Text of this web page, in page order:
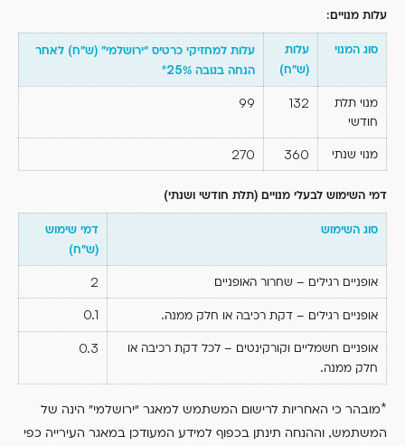
עלות מנויים:
סוג המנוי
עלות
(ש”ח)
עלות למחזיקי כרטיס “ירושלמי” (ש”ח) לאחר
הנחה בגובה
25%
*
מנוי תלת
חודשי
132
99
מנוי שנתי 360
270
דמי השימוש לבעלי מנויים (תלת חודשי ושנתי)
סוג השימוש
דמי שימוש
(ש”ח)
אופניים רגילים – שחרור האופניים 2
אופניים רגילים – דקת רכיבה או חלק ממנה.
0.1
אופניים חשמליים וקורקינטים – לכל דקת רכיבה או
חלק ממנה.
0.3
*מובהר כי האחריות לרישום המשתמש למאגר “ירושלמי” הינה של
המשתמש, וההנחה תינתן בכפוף למידע המעודכן במאגר העירייה כפי